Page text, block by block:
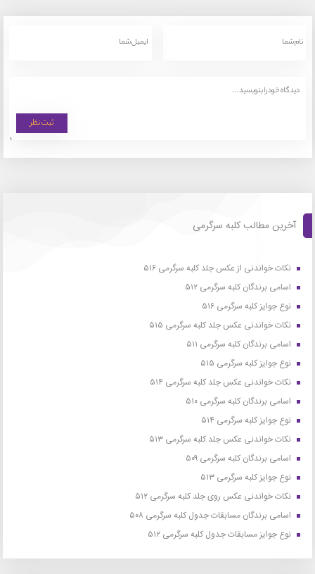
آخرین مطالب کلبه سرگرمی
نکات خواندنی از عکس جلد کلبه سرگرمی ۵۱۶
اسامی برندگان کلبه سرگرمی ۵۱۲
نوع جوایز کلبه سرگرمی ۵۱۶
نکات خواندنی عکس جلد کلبه سرگرمی ۵۱۵
اسامی برندگان کلبه سرگرمی ۵۱۱
نوع جوایز کلبه سرگرمی ۵۱۵
نکات خواندنی عکس جلد کلبه سرگرمی ۵۱۴
اسامی برندگان کلبه سرگرمی ۵۱۰
نوع جوایز کلبه سرگرمی ۵۱۴
نکات خواندنی عکس جلد کلبه سرگرمی ۵۱۳
اسامی برندگان کلبه سرگرمی ۵۰۹
نوع جوایز کلبه سرگرمی ۵۱۳
نکات خواندنی عکس روی جلد کلبه سرگرمی ۵۱۲
اسامی برندگان مسابقات جدول کلبه سرگرمی ۵۰۸
نوع جوایز مسابقات جدول کلبه سرگرمی ۵۱۲